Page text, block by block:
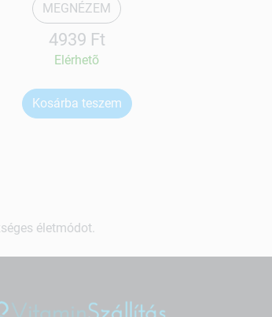
MEGNÉZEM
4939 Ft
Elérhetõ
Kosárba teszem
életmódot.